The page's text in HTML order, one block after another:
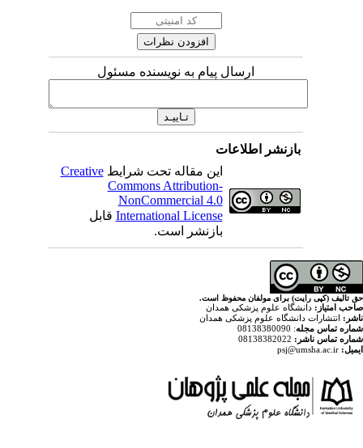
ارسال پیام به نویسنده مسئول
این مقاله تحت شرایطCreative
Commons Attribution-
NonCommercial 4.0
International Licenseقابل
محفوظ است.
همدان
پزشکی همدان